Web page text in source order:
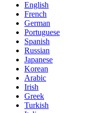
English
French
German
Portuguese
Spanish
Russian
Japanese
Korean
Arabic
Irish
Greek
Turkish